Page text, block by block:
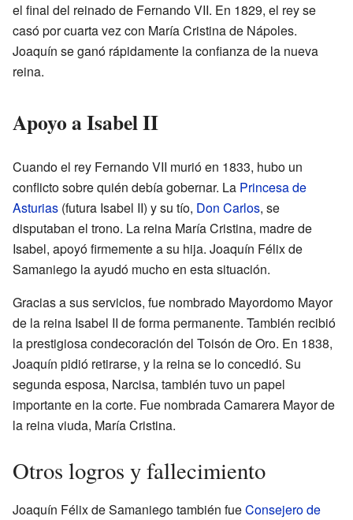
el final del reinado de Fernando VII. En 1829, el rey se
casó por cuarta vez con María Cristina de Nápoles.
Joaquín se ganó rápidamente la confianza de la nueva
reina.
Apoyo a Isabel II
Cuando el rey Fernando VII murió en 1833, hubo un
conflicto sobre quién debía gobernar. La Princesa de
Asturias (futura Isabel II) y su tío, Don Carlos, se
disputaban el trono. La reina María Cristina, madre de
Isabel, apoyó firmemente a su hija. Joaquín Félix de
Samaniego la ayudó mucho en esta situación.
Gracias a sus servicios, fue nombrado Mayordomo Mayor
de la reina Isabel II de forma permanente. También recibió
la prestigiosa condecoración del Toisón de Oro. En 1838,
Joaquín pidió retirarse, y la reina se lo concedió. Su
segunda esposa, Narcisa, también tuvo un papel
importante en la corte. Fue nombrada Camarera Mayor de
la reina viuda, María Cristina.
Otros logros y fallecimiento
Joaquín Félix de Samaniego también fueConsejero de